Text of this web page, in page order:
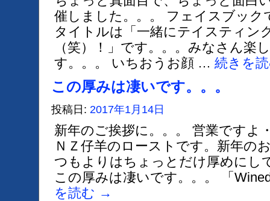
催しました。。。 フェイスブック
タイトルは「一緒にテイスティン
（笑）！」です。。。みなさん楽
す。。。 いちおうお顔 … 続きを
この厚みは凄いです。。。
投稿日: 2017年1月14日
新年のご挨拶に。。。 営業ですよ
ＮＺ仔羊のローストです。新年の
つもよりはちょっとだけ厚めにし
この厚みは凄いです。。。 「
を読む →